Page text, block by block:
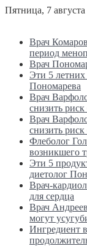
Пятница, 7
Врач
период
Врач
Эти 5
Пономарева
Врач
снизить
Врач
снизить
Флеболог
возникшего
Эти 5
диетолог
Врач-
для сердца
Врач
могут
Ингредиент